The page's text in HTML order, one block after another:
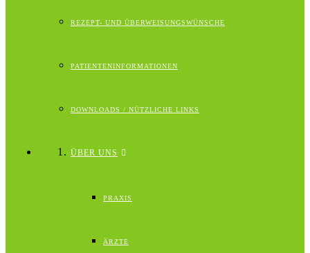
REZEPT- UND ÜBERWEISUNGSWÜNSCHE
PATIENTENINFORMATIONEN
DOWNLOADS / NÜTZLICHE LINKS
ÜBER UNS
PRAXIS
ÄRZTE